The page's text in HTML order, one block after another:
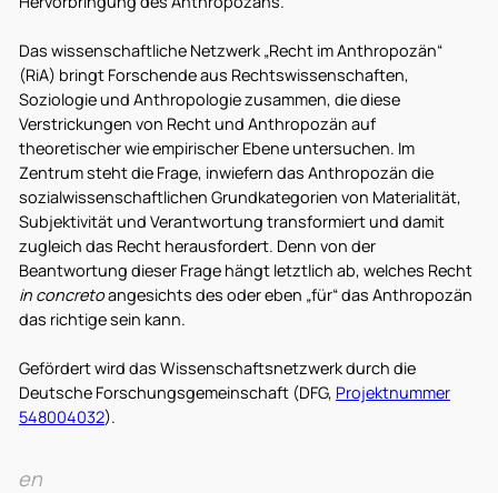
Das wissenschaftliche Netzwerk „Recht im Anthropozän“
(RiA) bringt Forschende aus Rechtswissenschaften,
Soziologie und Anthropologie zusammen, die diese
Verstrickungen von Recht und Anthropozän auf
theoretischer wie empirischer Ebene untersuchen. Im
Zentrum steht die Frage, inwiefern das Anthropozän die
sozialwissenschaftlichen Grundkategorien von Materialität,
Subjektivität und Verantwortung transformiert und damit
zugleich das Recht herausfordert. Denn von der
Beantwortung dieser Frage hängt letztlich ab, welches Recht
in concretoangesichts des oder eben „für“ das Anthropozän
das richtige sein kann.
Gefördert wird das Wissenschaftsnetzwerk durch die
Deutsche Forschungsgemeinschaft (DFG, Projektnummer
548004032).
en